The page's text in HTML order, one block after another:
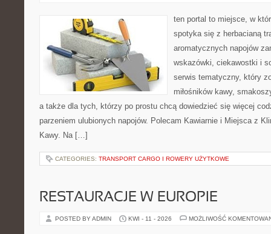
ten portal to miejsce, w
spotyka się z herbacianą
aromatycznych napojów
wskazówki, ciekawostki i
serwis tematyczny, który
miłośników kawy,
a także dla tych, którzy po prostu chcą dowiedzieć się więcej
parzeniem ulubionych napojów. Polecam Kawiarnie i Miejsca z
Kawy. Na […]
CATEGORIES: TRANSPORT CARGO I ROWERY UŻYTKOWE
RESTAURACJE W EUROPIE
POSTED BY ADMIN KWI - 11 - 2026 MOŻLIWOŚĆ